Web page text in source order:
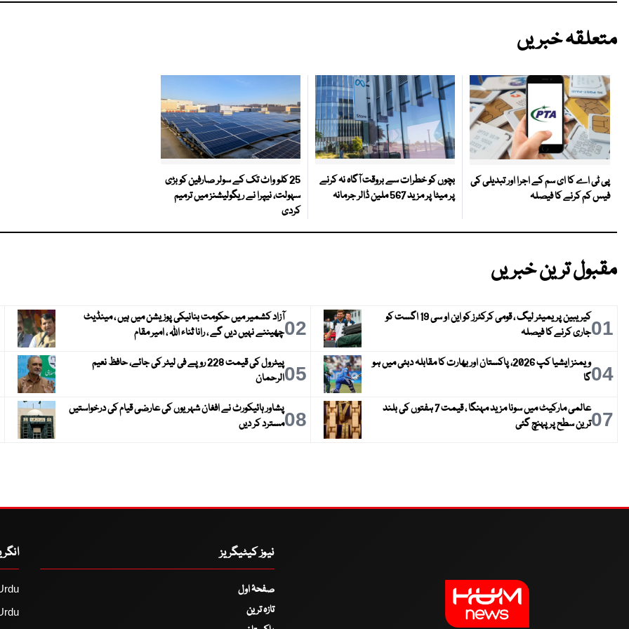
متعلقہ خبریں
پی ٹی اے کا ای سم کے اجرا اور تبدیلی کی
فیس کم کرنے کا فیصلہ
بچوں کو خطرات سے بروقت آگاہ نہ کرنے
پر میٹا پر مزید 567 ملین ڈالر جرمانہ
25 کلو واٹ تک کے سولر صارفین کو بڑی
سہولت، نیپرا نے ریگولیشنز میں ترمیم
کردی
مقبول ترین خبریں
01
کیریبین پریمیئر لیگ ، قومی کرکٹرز کو این او سی 19 اگست کو
جاری کرنے کا فیصلہ
02آزاد کشمیر میں حکومت بنانیکی پوزیشن میں ہیں ، مینڈیٹ
چھیننے نہیں دیں گے ، رانا ثناء اللہ ، امیر مقام
04
ویمنز ایشیا کپ 2026، پاکستان اور بھارت کا مقابلہ دبئی میں ہو
گا
05
پیٹرول کی قیمت 228 روپے فی لیٹر کی جائے، حافظ نعیم
الرحمان
07
عالمی مارکیٹ میں سونا مزید مہنگا ، قیمت 7 ہفتوں کی بلند
ترین سطح پر پہنچ گئی
08پشاور ہائیکورٹ نے افغان شہریوں کی عارضی قیام کی درخواستیں
مسترد کر دیں
نیوز کیٹیگریز
صفحۂ اول
تازہ ترین